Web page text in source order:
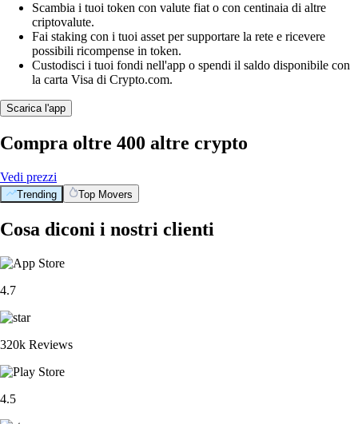
Scambia i tuoi token con valute fiat o con centinaia di altre
criptovalute.
Fai staking con i tuoi asset per supportare la rete e ricevere
possibili ricompense in token.
Custodisci i tuoi fondi nell'app o spendi il saldo disponibile con
la carta Visa di Crypto.com.
Scarica l'app
Compra oltre 400 altre crypto
Vedi prezzi
Trending Top Movers
Cosa diconi i nostri clienti
4.7
320k Reviews
4.5